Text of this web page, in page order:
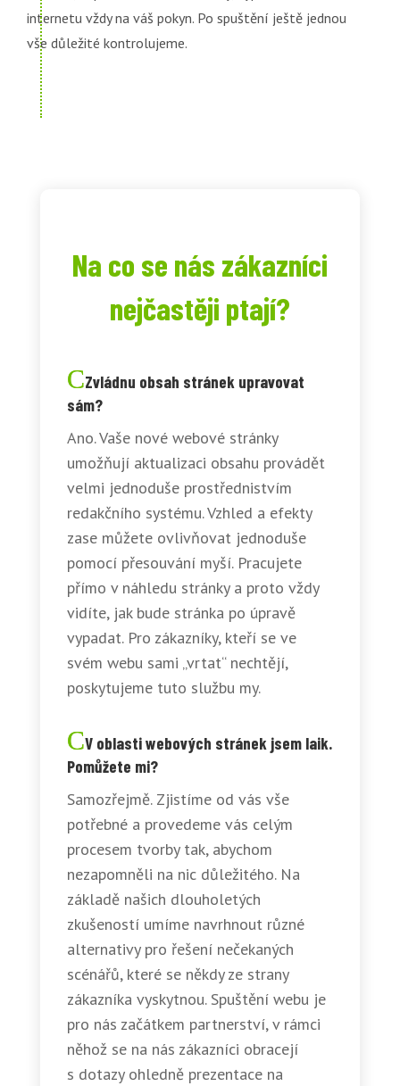
internetu vždy na váš pokyn. Po spuštění ještě jednou
vše důležité kontrolujeme.
Na co se nás zákazníci
nejčastěji ptají?
Zvládnu obsah stránek upravovat
sám?
Ano. Vaše nové webové stránky
umožňují aktualizaci obsahu provádět
velmi jednoduše prostřednistvím
redakčního systému. Vzhled a efekty
zase můžete ovlivňovat jednoduše
pomocí přesouvání myší. Pracujete
přímo v náhledu stránky a proto vždy
vidíte, jak bude stránka po úpravě
vypadat. Pro zákazníky, kteří se ve
svém webu sami „vrtat“ nechtějí,
poskytujeme tuto službu my.
V oblasti webových stránek jsem laik.
Pomůžete mi?
Samozřejmě. Zjistíme od vás vše
potřebné a provedeme vás celým
procesem tvorby tak, abychom
nezapomněli na nic důležitého. Na
základě našich dlouholetých
zkušeností umíme navrhnout různé
alternativy pro řešení nečekaných
scénářů, které se někdy ze strany
zákazníka vyskytnou. Spuštění webu je
pro nás začátkem partnerství, v rámci
něhož se na nás zákazníci obracejí
s dotazy ohledně prezentace na